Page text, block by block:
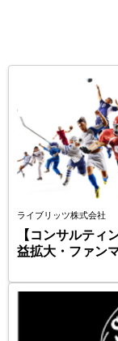
ライブリッツ株式会社
【コンサルティ
益拡大・ファン